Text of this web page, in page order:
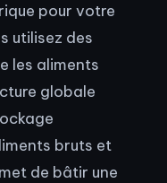
pour votre
utilisez des
les aliments
globale
bruts et
de bâtir une